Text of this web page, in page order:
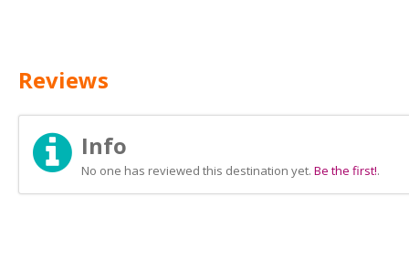
Reviews
Info
No one has reviewed this destination yet. Be the first!.